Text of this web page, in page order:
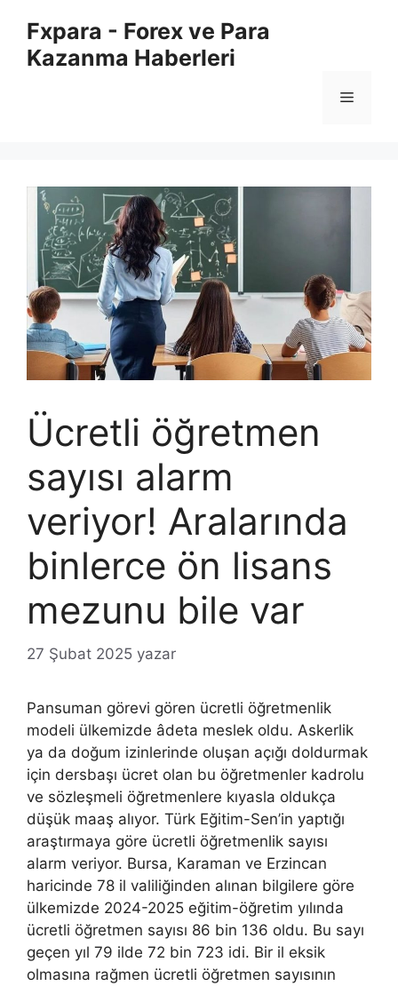
Fxpara - Forex ve Para
Kazanma Haberleri
Menü
Ücretli öğretmen
sayısı alarm
veriyor! Aralarında
binlerce ön lisans
mezunu bile var
27 Şubat 2025 yazar
Pansuman görevi gören ücretli öğretmenlik
modeli ülkemizde âdeta meslek oldu. Askerlik
ya da doğum izinlerinde oluşan açığı doldurmak
için dersbaşı ücret olan bu öğretmenler kadrolu
ve sözleşmeli öğretmenlere kıyasla oldukça
düşük maaş alıyor. Türk Eğitim-Sen’in yaptığı
araştırmaya göre ücretli öğretmenlik sayısı
alarm veriyor. Bursa, Karaman ve Erzincan
haricinde 78 il valiliğinden alınan bilgilere göre
ülkemizde 2024-2025 eğitim-öğretim yılında
ücretli öğretmen sayısı 86 bin 136 oldu. Bu sayı
geçen yıl 79 ilde 72 bin 723 idi. Bir il eksik
olmasına rağmen ücretli öğretmen sayısının